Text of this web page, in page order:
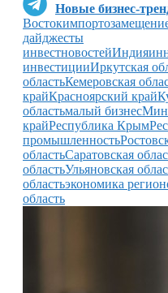
Новые бизнес-
Восток
дайджесты
инвестновостейИндия
инвестицииИркутская
областьКемеровская
крайКрасноярский край
областьмалый бизнес
крайРеспублика Крым
промышленность
областьСаратовская
областьУльяновская
областьэкономика
область